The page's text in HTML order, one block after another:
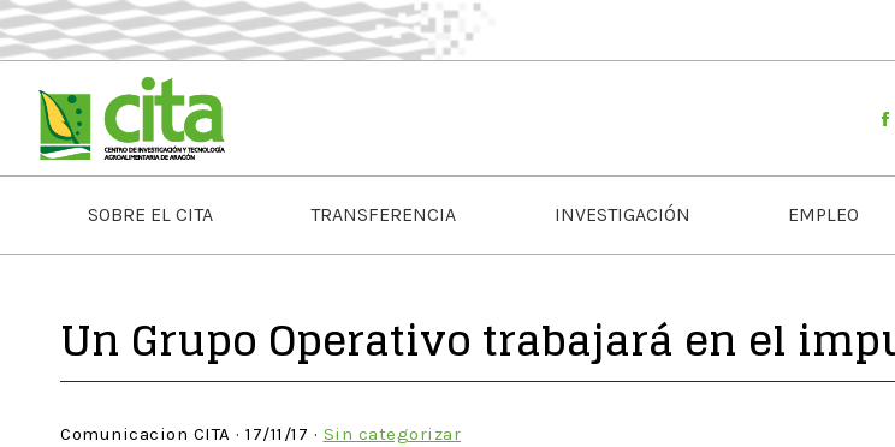
SOBRE EL CITA TRANSFERENCIA INVESTIGACIÓN EMPLEO
Un Grupo Operativo trabajará en el
Comunicacion CITA · 17/11/17 · Sin categorizar